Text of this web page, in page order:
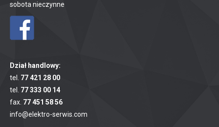
sobota nieczynne
Dział handlowy:
tel. 77 421 28 00
tel. 77 333 00 14
fax. 77 451 58 56
info@elektro-serwis.com